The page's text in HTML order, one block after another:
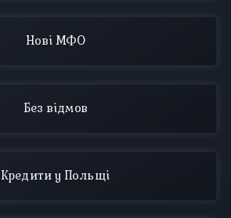
Нові МФО
Без відмов
Кредити у Польщі